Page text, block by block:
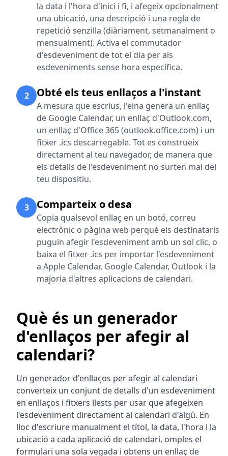
la data i l'hora d'inici i fi, i afegeix opcionalment
una ubicació, una descripció i una regla de
repetició senzilla (diàriament, setmanalment o
mensualment). Activa el commutador
d'esdeveniment de tot el dia per als
esdeveniments sense hora específica.
2 Obté els teus enllaços a l'instant
A mesura que escrius, l'eina genera un enllaç
de Google Calendar, un enllaç d'Outlook.com,
un enllaç d'Office 365 (outlook.office.com) i un
fitxer .ics descarregable. Tot es construeix
directament al teu navegador, de manera que
els detalls de l'esdeveniment no surten mai del
teu dispositiu.
3 Comparteix o desa
Copia qualsevol enllaç en un botó, correu
electrònic o pàgina web perquè els destinataris
puguin afegir l'esdeveniment amb un sol clic, o
baixa el fitxer .ics per importar l'esdeveniment
a Apple Calendar, Google Calendar, Outlook i la
majoria d'altres aplicacions de calendari.
Què és un generador
d'enllaços per afegir al
calendari?
Un generador d'enllaços per afegir al calendari
converteix un conjunt de detalls d'un esdeveniment
en enllaços i fitxers llests per usar que afegeixen
l'esdeveniment directament al calendari d'algú. En
lloc d'escriure manualment el títol, la data, l'hora i la
ubicació a cada aplicació de calendari, omples el
formulari una sola vegada i obtens un enllaç de